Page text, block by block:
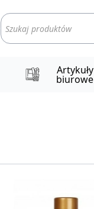
Wyszukiwarka
produktów
Artykuły
biurowe